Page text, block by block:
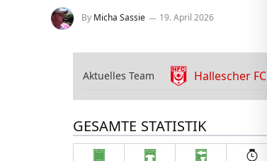
By Micha Sassie 19. April 2026
Aktuelles Team Hallescher FC
GESAMTE STATISTIK